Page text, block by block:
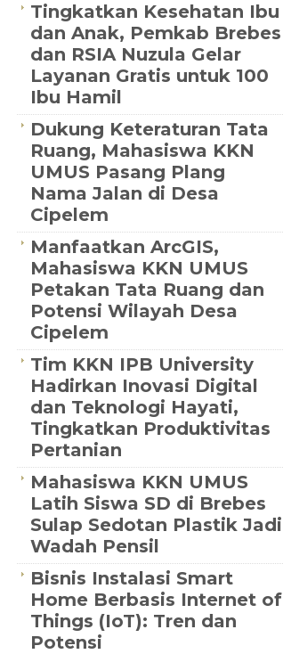
Tingkatkan Kesehatan Ibu
dan Anak, Pemkab Brebes
dan RSIA Nuzula Gelar
Layanan Gratis untuk 100
Ibu Hamil
Dukung Keteraturan Tata
Ruang, Mahasiswa KKN
UMUS Pasang Plang
Nama Jalan di Desa
Cipelem
Manfaatkan ArcGIS,
Mahasiswa KKN UMUS
Petakan Tata Ruang dan
Potensi Wilayah Desa
Cipelem
Tim KKN IPB University
Hadirkan Inovasi Digital
dan Teknologi Hayati,
Tingkatkan Produktivitas
Pertanian
Mahasiswa KKN UMUS
Latih Siswa SD di Brebes
Sulap Sedotan Plastik Jadi
Wadah Pensil
Bisnis Instalasi Smart
Home Berbasis Internet of
Things (IoT): Tren dan
Potensi